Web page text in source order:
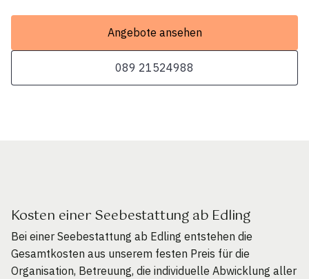
Angebote ansehen
089 21524988
Kosten einer Seebestattung ab Edling
Bei einer Seebestattung ab Edling entstehen die
Gesamtkosten aus unserem festen Preis für die
Organisation, Betreuung, die individuelle Abwicklung aller